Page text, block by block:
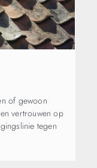
of gewoon
vertrouwen op
tegen